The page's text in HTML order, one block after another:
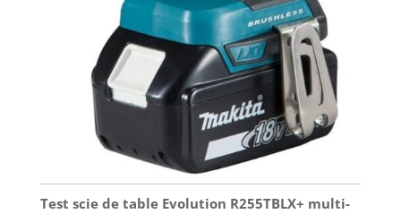
Test scie de table Evolution R255TBLX+ multi-